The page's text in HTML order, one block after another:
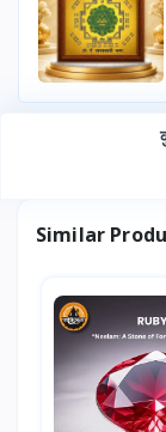
Similar